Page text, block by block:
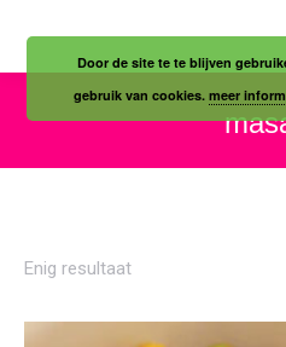
Enig resultaat
Door de site te te blijven
gebruik van cookies.meer